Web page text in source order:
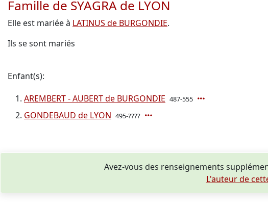
Famille de SYAGRA de LYON
Elle est mariée à LATINUS de BURGONDIE.
Ils se sont mariés
Enfant(s):
AREMBERT - AUBERT de BURGONDIE 487-555
GONDEBAUD de LYON 495-????
Avez-vous des renseignements
L'auteur de